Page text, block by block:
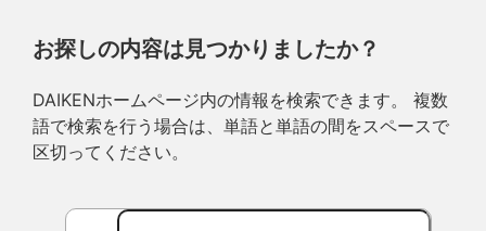
お探しの内容は見つかりましたか？
DAIKENホームページ内の情報を検索できます。 複数
語で検索を行う場合は、単語と単語の間をスペースで
区切ってください。